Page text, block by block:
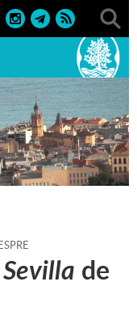
> 2023 > 1r
de